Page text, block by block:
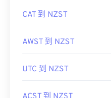
CAT 到 NZST
AWST 到 NZST
UTC 到 NZST